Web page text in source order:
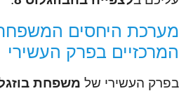
מערכת היחסים
המרכזיים בפרק העשירי
בפרק העשירי של משפחת בוזגלו